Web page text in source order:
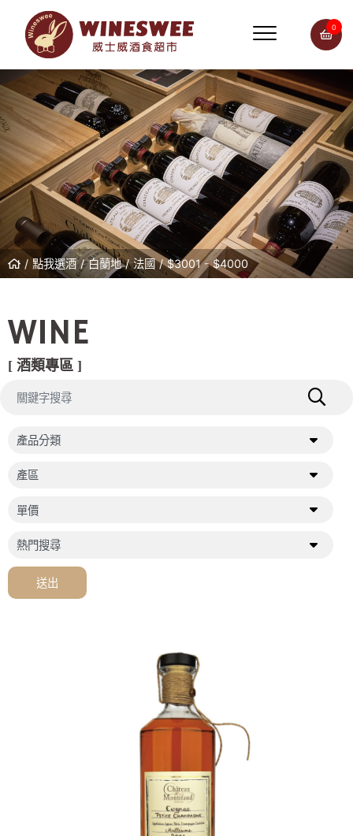
0
點我選酒 白蘭地 法國 $3001 - $4000
WINE
[ 酒類專區 ]
送出